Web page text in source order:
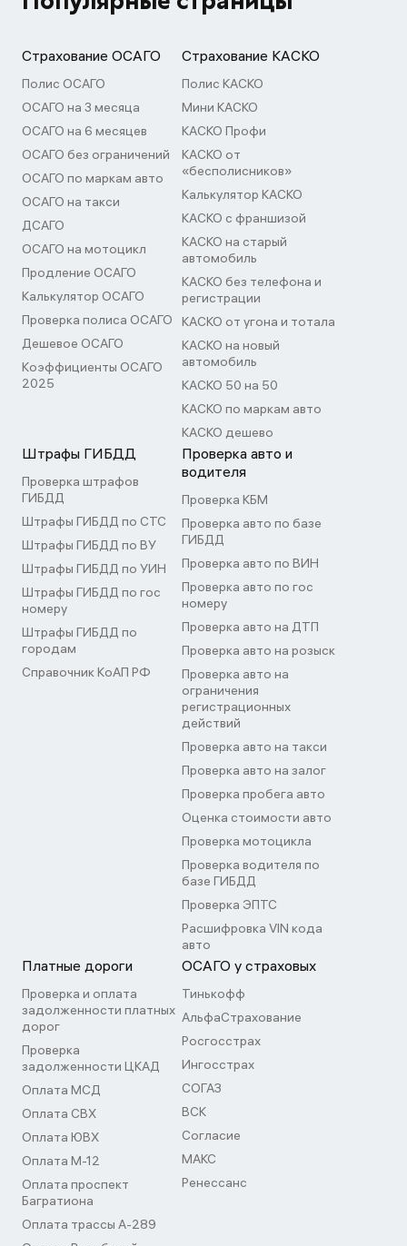
Страхование ОСАГО
Полис ОСАГО
ОСАГО на 3 месяца
ОСАГО на 6 месяцев
ОСАГО без ограничений
ОСАГО по маркам авто
ОСАГО на такси
ДСАГО
ОСАГО на мотоцикл
Продление ОСАГО
Калькулятор ОСАГО
Проверка полиса ОСАГО
Дешевое ОСАГО
Коэффициенты ОСАГО
2025
Страхование КАСКО
Полис КАСКО
Мини КАСКО
КАСКО Профи
КАСКО от
«бесполисников»
Калькулятор КАСКО
КАСКО с франшизой
КАСКО на старый
автомобиль
КАСКО без телефона и
регистрации
КАСКО от угона и тотала
КАСКО на новый
автомобиль
КАСКО 50 на 50
КАСКО по маркам авто
КАСКО дешево
Штрафы ГИБДД
Проверка штрафов
ГИБДД
Штрафы ГИБДД по СТС
Штрафы ГИБДД по ВУ
Штрафы ГИБДД по УИН
Штрафы ГИБДД по гос
номеру
Штрафы ГИБДД по
городам
Справочник КоАП РФ
Проверка авто и
водителя
Проверка КБМ
Проверка авто по базе
ГИБДД
Проверка авто по ВИН
Проверка авто по гос
номеру
Проверка авто на ДТП
Проверка авто на розыск
Проверка авто на
ограничения
регистрационных
действий
Проверка авто на такси
Проверка авто на залог
Проверка пробега авто
Оценка стоимости авто
Проверка мотоцикла
Проверка водителя по
базе ГИБДД
Проверка ЭПТС
Расшифровка VIN кода
авто
Платные дороги
Проверка и оплата
задолженности платных
дорог
Проверка
задолженности ЦКАД
Оплата МСД
Оплата СВХ
Оплата ЮВХ
Оплата М-12
Оплата проспект
Багратиона
Оплата трассы А-289
ОСАГО у страховых
Тинькофф
АльфаСтрахование
Росгосстрах
Ингосстрах
СОГАЗ
ВСК
Согласие
МАКС
Ренессанс